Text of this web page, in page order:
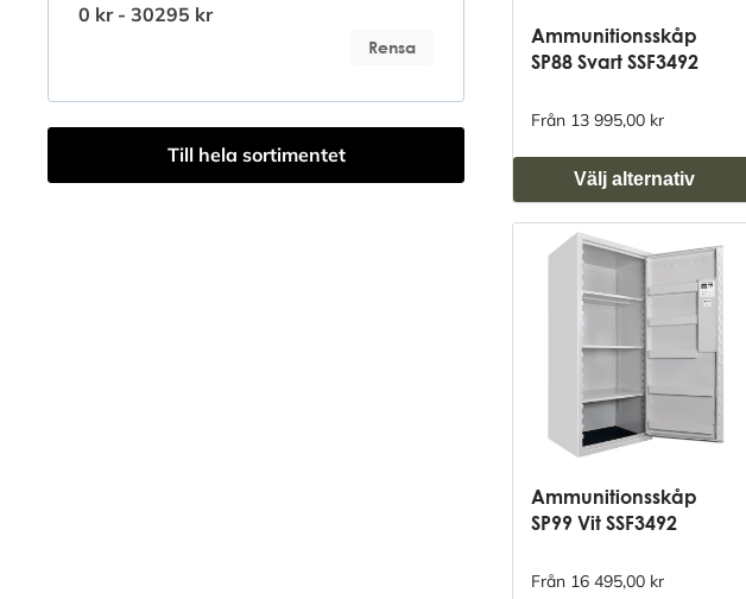
0 kr - 30295 kr
Rensa
Till hela sortimentet
Ammunitionsskåp
SP88 Svart SSF3492
Från 13 995,00 kr
Välj alternativ
Ammunitionsskåp
SP99 Vit SSF3492
Från 16 495,00 kr